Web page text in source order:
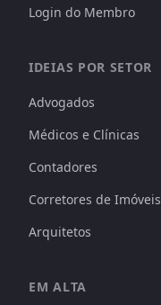
Login do Membro
IDEIAS POR SETOR
Advogados
Médicos e Clínicas
Contadores
Corretores de Imóveis
Arquitetos
EM ALTA